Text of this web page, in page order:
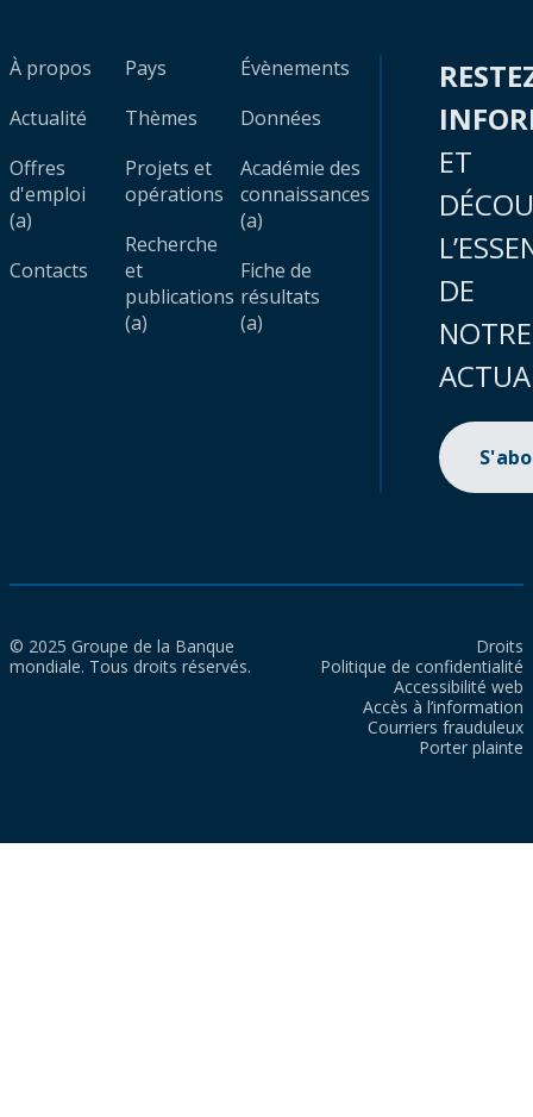
À propos
Actualité
Offres
d'emploi
(a)
Contacts
Pays
Thèmes
Projets et
opérations
Recherche
et
publications
(a)
Évènements
Données
Académie des
connaissances
(a)
Fiche de
résultats
(a)
ET
DE
NOTRE
© 2025 Groupe de la Banque
mondiale. Tous droits réservés.
Droits
Politique de confidentialité
Accessibilité web
Accès à l’information
Courriers frauduleux
Porter plainte